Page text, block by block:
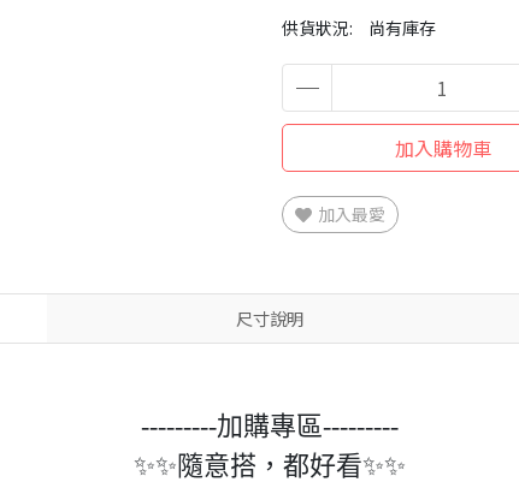
供貨狀況: 尚有庫存
加入購物車
加入最愛
尺寸說明
---------加購專區---------
✨✨隨意搭，都好看✨✨